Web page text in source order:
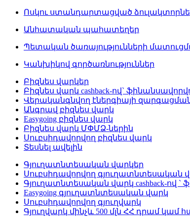
Ոսկու ստանդարտացված
Անհատական պահատեղեր
Պետական ծառայությունների
Կանխիկով գործառնություններ
Բիզնես վարկեր
Բիզնես վարկ cashback-ով`
Վերականգնվող էներգիայի
Անգրավ բիզնես վարկ
Easygoing բիզնես վարկ
Բիզնես վարկ ՄՓՄՁ-ներին
Սուբսիդավորվող բիզնես վարկ
Տեսնել ավելին
Գյուղատնտեսական վարկեր
Սուբսիդավորվող գյուղատնտեսական
Գյուղատնտեսական վարկ cashback-ով `
Easygoing գյուղատնտեսական վարկ
Սուբսիդավորվող գյուղվարկ
Գյուղվարկ մինչև 500 մլն ՀՀ դրամ